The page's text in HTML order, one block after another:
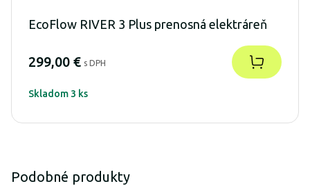
EcoFlow RIVER 3 Plus prenosná elektráreň
299,00 € s DPH
Skladom 3 ks
Podobné produkty